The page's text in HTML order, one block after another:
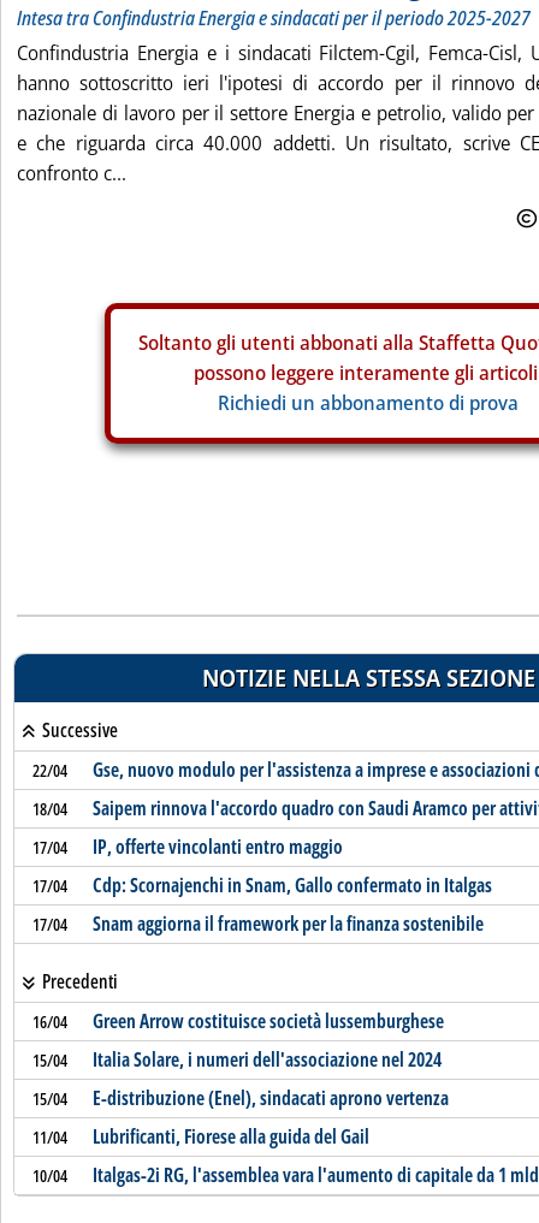
Intesa tra Confindustria Energia e sindacati per il periodo 2025-2027
Confindustria Energia e i sindacati Filctem-Cgil, Femca-Cisl,
hanno sottoscritto ieri l'ipotesi di accordo per il rinnovo
nazionale di lavoro per il settore Energia e petrolio, valido
e che riguarda circa 40.000 addetti. Un risultato, scrive
confronto c...
Soltanto gli utenti abbonati alla Staffetta
possono leggere interamente gli
Richiedi un abbonamento di prova
NOTIZIE NELLA STESSA SEZIONE
Successive
22/04 Gse, nuovo modulo per l'assistenza a imprese e associazioni
18/04 Saipem rinnova l'accordo quadro con Saudi Aramco per
17/04 IP, offerte vincolanti entro maggio
17/04 Cdp: Scornajenchi in Snam, Gallo confermato in Italgas
17/04 Snam aggiorna il framework per la finanza sostenibile
Precedenti
16/04 Green Arrow costituisce società lussemburghese
15/04 Italia Solare, i numeri dell'associazione nel 2024
15/04 E-distribuzione (Enel), sindacati aprono vertenza
11/04 Lubrificanti, Fiorese alla guida del Gail
10/04 Italgas-2i RG, l'assemblea vara l'aumento di capitale da 1 mld